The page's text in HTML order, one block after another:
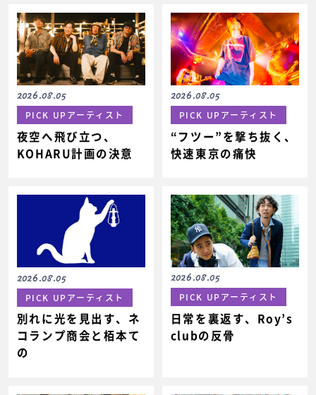
2026.08.05
PICK UPアーティスト
夜空へ飛び立つ、
KOHARU計画の決意
2026.08.05
PICK UPアーティスト
“フツー”を撃ち抜く、
快速東京の痛快
2026.08.05
PICK UPアーティスト
別れに光を見出す、ネ
コランプ商会と栢本て
の
2026.08.05
PICK UPアーティスト
日常を裏返す、Roy’s
clubの反骨